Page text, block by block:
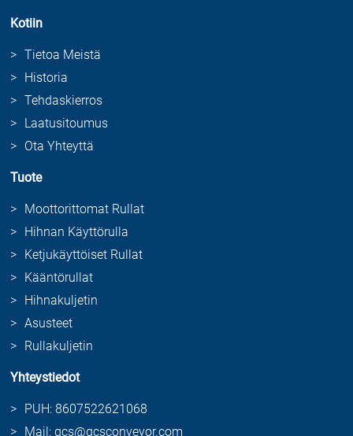
Kotiin
Tietoa Meistä
Historia
Tehdaskierros
Laatusitoumus
Ota Yhteyttä
Tuote
Moottorittomat Rullat
Hihnan Käyttörulla
Ketjukäyttöiset Rullat
Kääntörullat
Hihnakuljetin
Asusteet
Rullakuljetin
Yhteystiedot
PUH: 8607522621068
Mail: gcs@gcsconveyor.com